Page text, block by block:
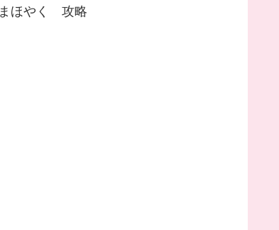
まほやく 攻略